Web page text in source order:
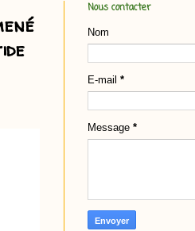
Nous contacter
Nom
E-mail *
Message *